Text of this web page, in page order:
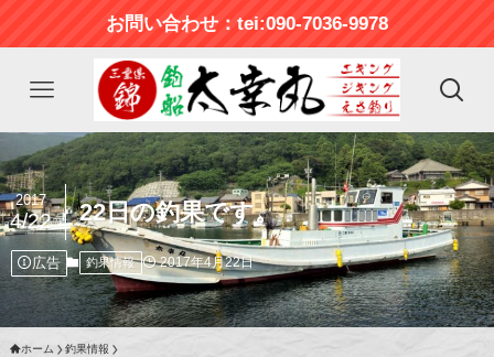
お問い合わせ：tei:090-7036-9978
22日の釣果です。
2017
4/22
広告 釣果情報 2017年4月22日
ホーム 釣果情報